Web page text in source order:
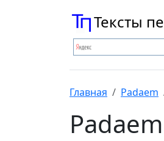
Тексты
Главная Padaem